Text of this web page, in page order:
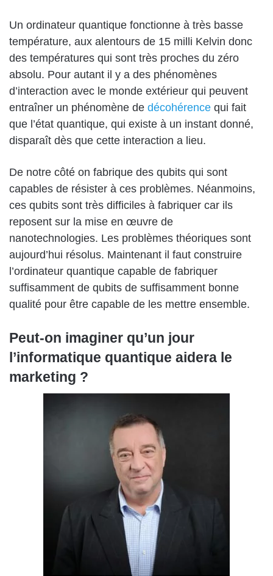
Un ordinateur quantique fonctionne à très basse
température, aux alentours de 15 milli Kelvin donc
des températures qui sont très proches du zéro
absolu. Pour autant il y a des phénomènes
d’interaction avec le monde extérieur qui peuvent
entraîner un phénomène de décohérence qui fait
que l’état quantique, qui existe à un instant donné,
disparaît dès que cette interaction a lieu.
De notre côté on fabrique des qubits qui sont
capables de résister à ces problèmes. Néanmoins,
ces qubits sont très difficiles à fabriquer car ils
reposent sur la mise en œuvre de
nanotechnologies. Les problèmes théoriques sont
aujourd’hui résolus. Maintenant il faut construire
l’ordinateur quantique capable de fabriquer
suffisamment de qubits de suffisamment bonne
qualité pour être capable de les mettre ensemble.
Peut-on imaginer qu’un jour
l’informatique quantique aidera le
marketing ?